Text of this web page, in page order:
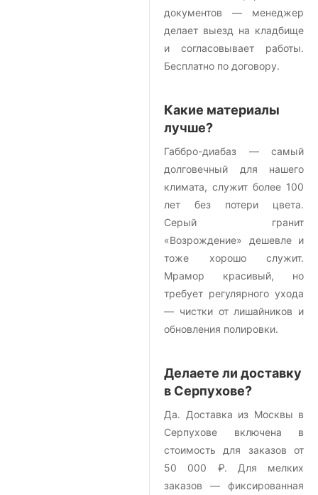
документов — менеджер
делает выезд на кладбище
и согласовывает работы.
Бесплатно по договору.
Какие материалы
лучше?
Габбро-диабаз — самый
долговечный для нашего
климата, служит более 100
лет без потери цвета.
Серый гранит
«Возрождение» дешевле и
тоже хорошо служит.
Мрамор красивый, но
требует регулярного ухода
— чистки от лишайников и
обновления полировки.
Делаете ли доставку
в Серпухове?
Да. Доставка из Москвы в
Серпухове включена в
стоимость для заказов от
50 000 ₽. Для мелких
заказов — фиксированная